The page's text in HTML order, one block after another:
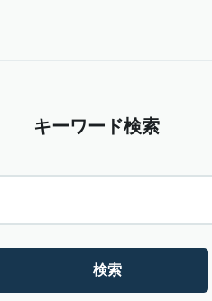
キーワード検索